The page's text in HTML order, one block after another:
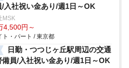
/入社祝い金あり/週1日～OK
MSK
4,500円～
ト・パート / 東京都
日勤・つつじヶ丘駅周辺の交通
備員/入社祝い金あり/週1日～OK